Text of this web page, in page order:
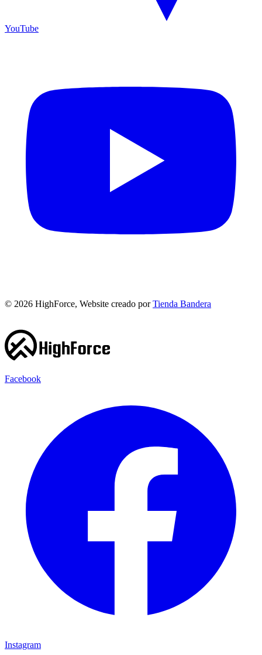
YouTube
© 2026 HighForce, Website creado por Tienda Bandera
Facebook
Instagram